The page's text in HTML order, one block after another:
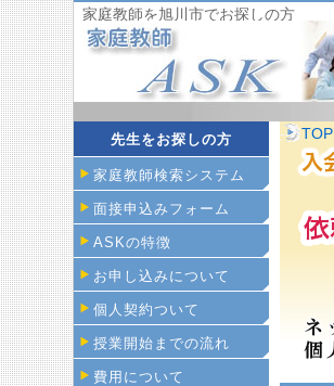
家庭教師を旭川市でお探しの方
TOP
先生をお探しの方
家庭教師検索システム
面接申込みフォーム
ASKの特徴
お申し込みについて
個人契約ついて
授業開始までの流れ
費用について